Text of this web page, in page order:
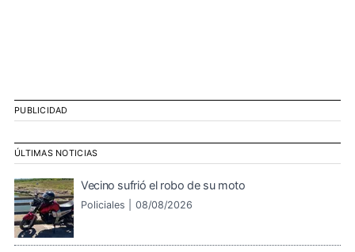
PUBLICIDAD
ÚLTIMAS NOTICIAS
Vecino sufrió el robo de su moto
Policiales | 08/08/2026